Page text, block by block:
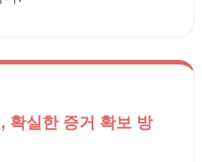
확실한 증거 확보 방